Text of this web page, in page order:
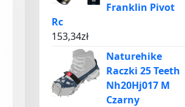
Franklin Pivot
Rc
153,34zł
Naturehike
Raczki 25 Teeth
Nh20Hj017 M
Czarny